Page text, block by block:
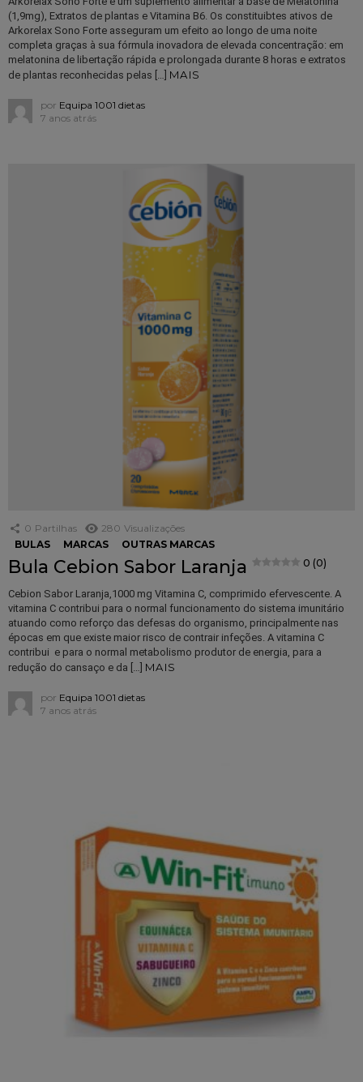
(1,9mg), Extratos de plantas e Vitamina B6. Os constituibtes ativos de
Arkorelax Sono Forte asseguram um efeito ao longo de uma noite
completa graças à sua fórmula inovadora de elevada concentração: em
melatonina de libertação rápida e prolongada durante 8 horas e extratos
de plantas reconhecidas pelas […] MAIS
por Equipa 1001 dietas
7 anos atrás
0 Partilhas 280 Visualizações
BULAS
MARCAS OUTRAS MARCAS
Bula Cebion Sabor Laranja 0 (0)
Cebion Sabor Laranja,1000 mg Vitamina C, comprimido efervescente. A
vitamina C contribui para o normal funcionamento do sistema imunitário
atuando como reforço das defesas do organismo, principalmente nas
épocas em que existe maior risco de contrair infeções. A vitamina C
contribui e para o normal metabolismo produtor de energia, para a
redução do cansaço e da […] MAIS
por Equipa 1001 dietas
7 anos atrás